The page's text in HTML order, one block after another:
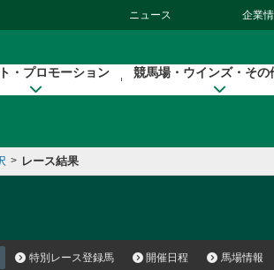
ニュース 企業
・プロモーション 競馬場・ウインズ・その
> レース結果
特別レース登録馬 開催日程 馬場情報